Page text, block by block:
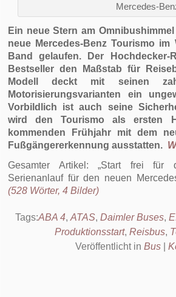
Mercedes-
Ein neue Stern am
neue Mercedes-Benz Tourismo
Band gelaufen. Der
Bestseller den Maßstab für
Modell deckt mit seinen
Motorisierungsvarianten ein
Vorbildlich ist auch seine
wird den Tourismo als ersten
kommenden Frühjahr mit dem
Fußgängererkennung ausstatten.
Gesamter Artikel: Start frei für
Serienanlauf für den neuen
(528 Wörter, 4 Bilder)
Tags:ABA 4, ATAS, Daimler Buses,
Produktionsstart, Reisbus,
Veröffentlicht in Bus|